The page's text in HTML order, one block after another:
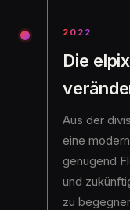
2022
Die
Aus der
eine
genügend
und
zu